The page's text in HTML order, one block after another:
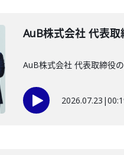
AuB株式会社 代表
AuB株式会社 代表取締役
2026.07.23 |